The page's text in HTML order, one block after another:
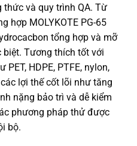
thức và quy trình QA. Từ
hợp MOLYKOTE PG-65
tổng hợp và mỡ
Tương thích tốt với
HDPE, PTFE, nylon,
lợi thế cốt lõi như tăng
nặng bảo trì và dễ kiểm
phương pháp thử được
bộ.